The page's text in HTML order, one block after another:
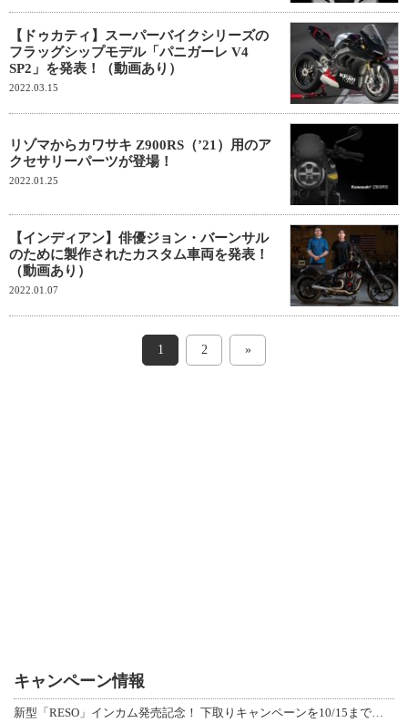
【ドゥカティ】スーパーバイクシリーズの
フラッグシップモデル「パニガーレ V4
SP2」を発表！（動画あり）
2022.03.15
リゾマからカワサキ Z900RS（’21）用のア
クセサリーパーツが登場！
2022.01.25
【インディアン】俳優ジョン・バーンサル
のために製作されたカスタム車両を発表！
（動画あり）
2022.01.07
1 2 »
キャンペーン情報
新型「RESO」インカム発売記念！ 下取りキャンペーンを10/15まで延長して開